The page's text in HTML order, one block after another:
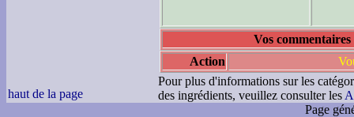
Vos
Action
haut de la page
Pour plus d'informations sur les
des ingrédients, veuillez consulter les
Page